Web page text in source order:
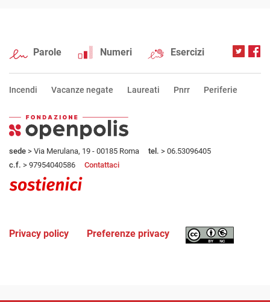
Parole Numeri Esercizi
Incendi Vacanze negate Laureati Pnrr Periferie
sede > Via Merulana, 19 - 00185 Roma tel. > 06.53096405
c.f. > 97954040586 Contattaci
Privacy policy Preferenze privacy